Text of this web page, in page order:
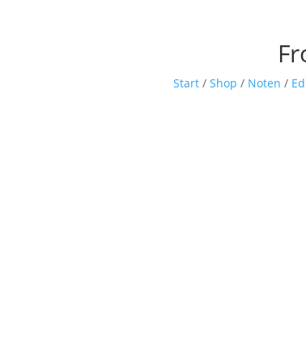
Start / Shop / Noten /